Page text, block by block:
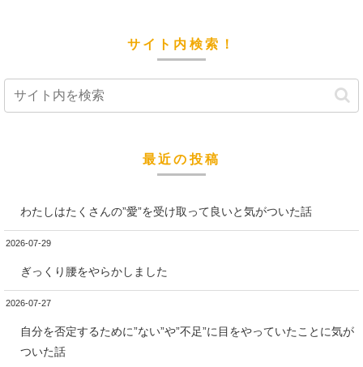
サイト内検索！
最近の投稿
わたしはたくさんの”愛”を受け取って良いと気がついた話
2026-07-29
ぎっくり腰をやらかしました
2026-07-27
自分を否定するために”ない”や”不足”に目をやっていたことに気が
ついた話